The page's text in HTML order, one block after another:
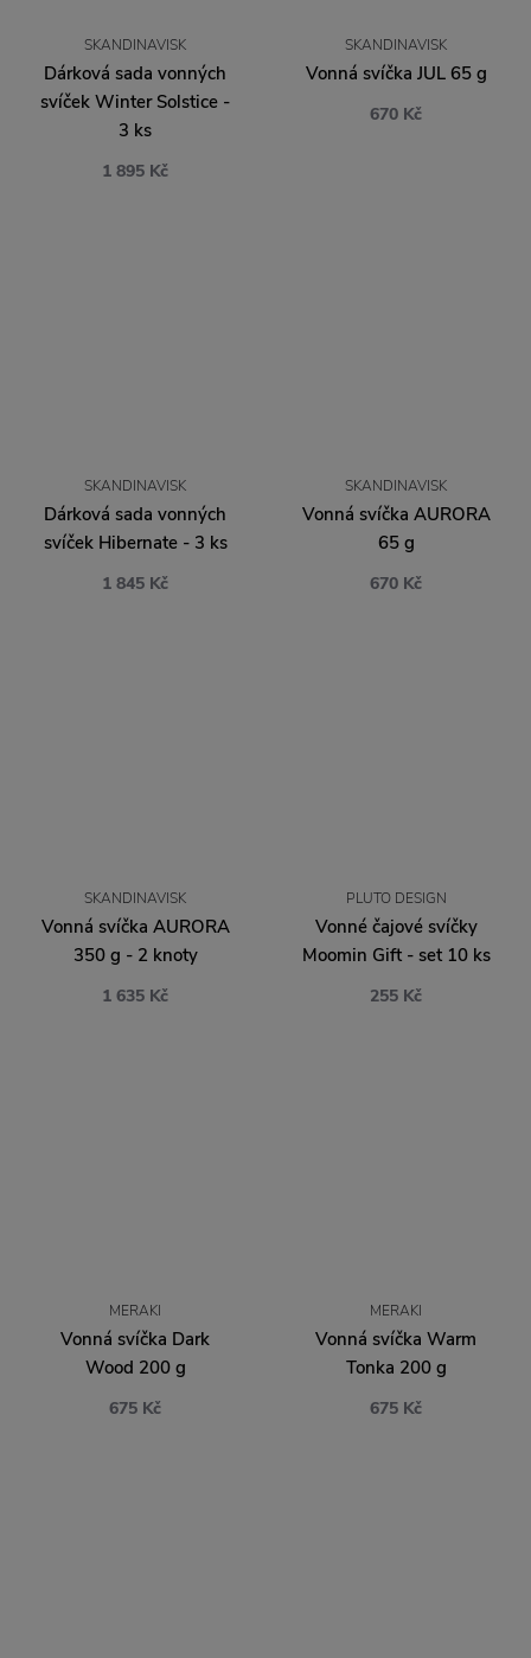
SKANDINAVISK
Dárková sada vonných
svíček Winter Solstice -
3 ks
1 895 Kč
SKANDINAVISK
Vonná svíčka JUL 65 g
670 Kč
SKANDINAVISK
Dárková sada vonných
svíček Hibernate - 3 ks
1 845 Kč
SKANDINAVISK
Vonná svíčka AURORA
65 g
670 Kč
SKANDINAVISK
Vonná svíčka AURORA
350 g - 2 knoty
1 635 Kč
PLUTO DESIGN
Vonné čajové svíčky
Moomin Gift - set 10 ks
255 Kč
MERAKI
Vonná svíčka Dark
Wood 200 g
675 Kč
MERAKI
Vonná svíčka Warm
Tonka 200 g
675 Kč